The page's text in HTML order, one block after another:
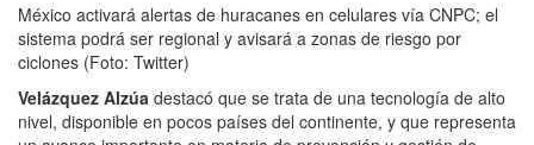
México activará alertas de huracanes en celulares vía CNPC; el
sistema podrá ser regional y avisará a zonas de riesgo por
ciclones (Foto: Twitter)
Velázquez Alzúa destacó que se trata de una tecnología de alto
nivel, disponible en pocos países del continente, y que representa